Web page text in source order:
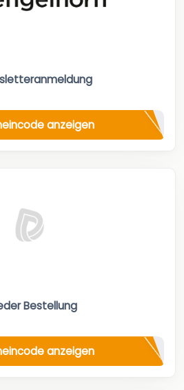
anzeigen
Bestellung
anzeigen